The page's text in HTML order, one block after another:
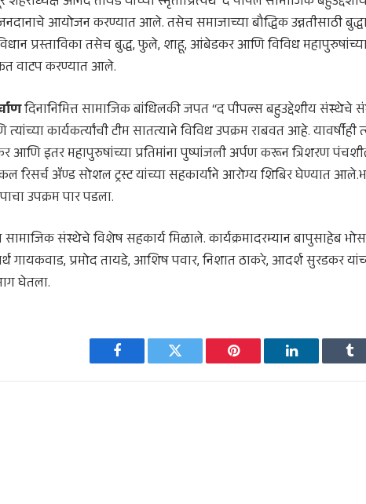
आयोजन करण्यात आले. तसेच समाजाच्या बौद्धिक उन्नतीसाठी
प्रस्ताविका तसेच बुद्ध, फुले, शाहू, आंबेडकर आणि विविध
वाटप करण्यात आले.
दिनानिमित्त सामाजिक बांधिलकी जपत “द पीपल्स बहुउद्देशीय संस्थेचे
कार्यकर्त्यांची टीम सातत्याने विविध उपक्रम राबवत आहे. यावर्षीही
आणि इतर महापुरुषांच्या प्रतिमांना पुष्पांजली अर्पण करून त्रिशरण
ॲण्ड सोशल ट्रस्ट यांच्या सहकार्याने आरोग्य शिबिर घेण्यात
उपक्रम पार पडला.
संस्थेचे विशेष सहकार्य मिळाले. कार्यक्रमादरम्यान बापुसाहेब
गायकवाड, प्रमोद तायडे, आशिष पवार, निशात ठाकरे, आदर्श सुरडकर
घेतला.
Facebook Twitter Pinterest LinkedIn